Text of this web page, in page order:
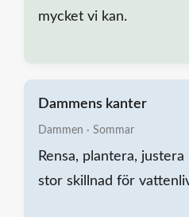
mycket vi kan.
Dammens kanter
Dammen · Sommar
Rensa, plantera,
stor skillnad för